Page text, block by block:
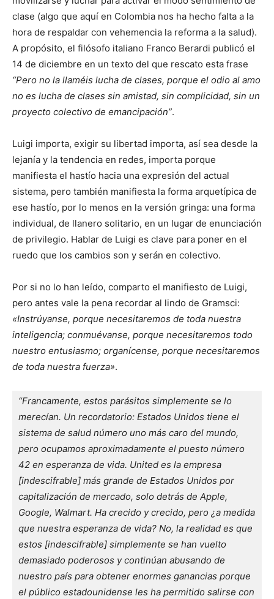
clase (algo que aquí en Colombia nos ha hecho falta a la
hora de respaldar con vehemencia la reforma a la salud).
A propósito, el filósofo italiano Franco Berardi publicó el
14 de diciembre en un texto del que rescato esta frase
“Pero no la llaméis lucha de clases, porque el odio al amo
no es lucha de clases sin amistad, sin complicidad, sin un
proyecto colectivo de emancipación”.
Luigi importa, exigir su libertad importa, así sea desde la
lejanía y la tendencia en redes, importa porque
manifiesta el hastío hacia una expresión del actual
sistema, pero también manifiesta la forma arquetípica de
ese hastío, por lo menos en la versión gringa: una forma
individual, de llanero solitario, en un lugar de enunciación
de privilegio. Hablar de Luigi es clave para poner en el
ruedo que los cambios son y serán en colectivo.
Por si no lo han leído, comparto el manifiesto de Luigi,
pero antes vale la pena recordar al lindo de Gramsci:
«Instrúyanse, porque necesitaremos de toda nuestra
inteligencia; conmuévanse, porque necesitaremos todo
nuestro entusiasmo; organícense, porque necesitaremos
de toda nuestra fuerza».
“Francamente, estos parásitos simplemente se lo
merecían. Un recordatorio: Estados Unidos tiene el
sistema de salud número uno más caro del mundo,
pero ocupamos aproximadamente el puesto número
42 en esperanza de vida. United es la empresa
[indescifrable] más grande de Estados Unidos por
capitalización de mercado, solo detrás de Apple,
Google, Walmart. Ha crecido y crecido, pero ¿a medida
que nuestra esperanza de vida? No, la realidad es que
estos [indescifrable] simplemente se han vuelto
demasiado poderosos y continúan abusando de
nuestro país para obtener enormes ganancias porque
el público estadounidense les ha permitido salirse con